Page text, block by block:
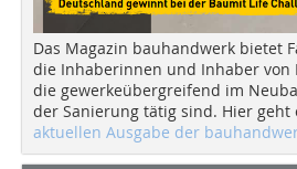
Das Magazin bauhandwerk bietet
die Inhaberinnen und Inhaber von
die gewerkeübergreifend im
der Sanierung tätig sind. Hier geht
aktuellen Ausgabe der